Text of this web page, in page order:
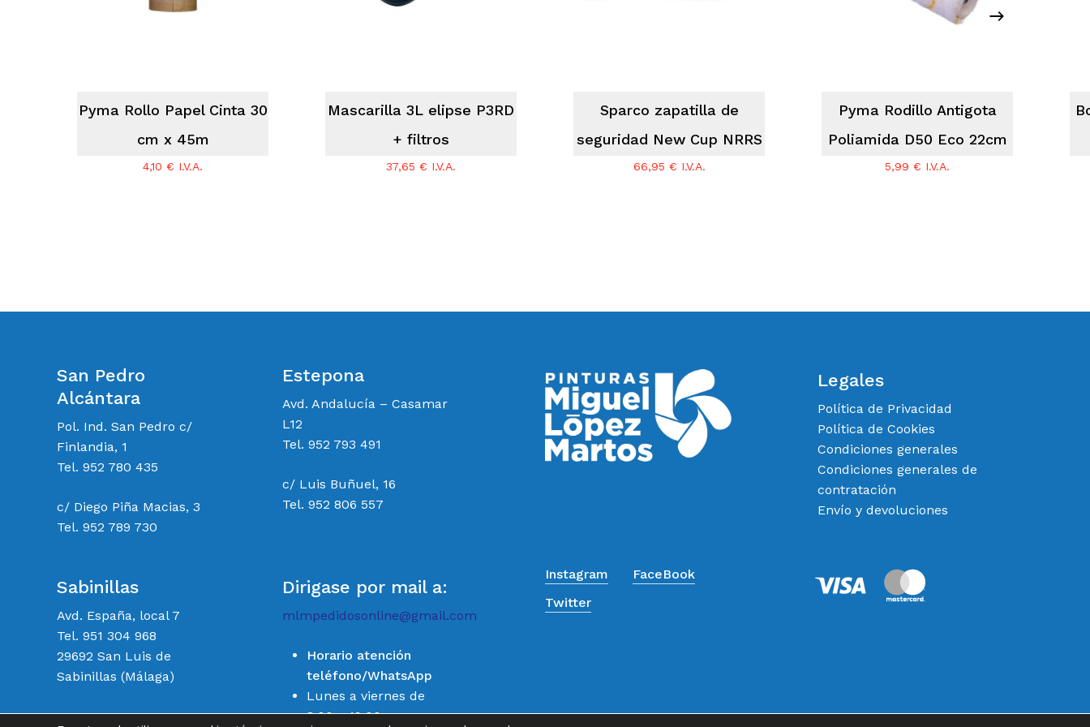
Pyma Rollo Papel Cinta 30
cm x 45m
4,10 € I.V.A.
Mascarilla 3L elipse P3RD
+ filtros
37,65 € I.V.A.
Sparco zapatilla de
seguridad New Cup NRRS
66,95 € I.V.A.
Pyma Rodillo Antigota
Poliamida D50 Eco 22cm
5,99 € I.V.A.
San Pedro
Alcántara
Pol. Ind. San Pedro c/
Finlandia, 1
Tel. 952 780 435
c/ Diego Piña Macias, 3
Tel. 952 789 730
Estepona
Avd. Andalucía – Casamar
L12
Tel. 952 793 491
c/ Luis Buñuel, 16
Tel. 952 806 557
Sabinillas
Avd. España, local 7
Tel. 951 304 968
29692 San Luis de
Sabinillas (Málaga)
Dirigase por mail a:
mlmpedidosonline@gmail.com
Horario atención
teléfono/WhatsApp
Lunes a viernes de
8:00 a 19:00
Legales
Política de Privacidad
Política de Cookies
Condiciones generales
Condiciones generales de
contratación
Envío y devoluciones
Instagram
FaceBook
Twitter